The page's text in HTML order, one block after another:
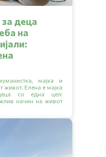
деца
на
мајка и
живот. Елена е мајка
со една цел:
начин на живот